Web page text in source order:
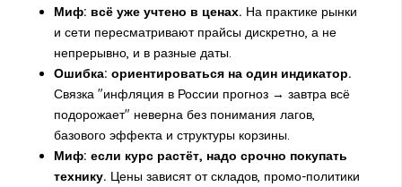
Миф: всё уже учтено в ценах. На практике рынки
и сети пересматривают прайсы дискретно, а не
непрерывно, и в разные даты.
Ошибка: ориентироваться на один индикатор.
Связка "инфляция в России прогноз → завтра всё
подорожает" неверна без понимания лагов,
базового эффекта и структуры корзины.
Миф: если курс растёт, надо срочно покупать
технику. Цены зависят от складов, промо-политики